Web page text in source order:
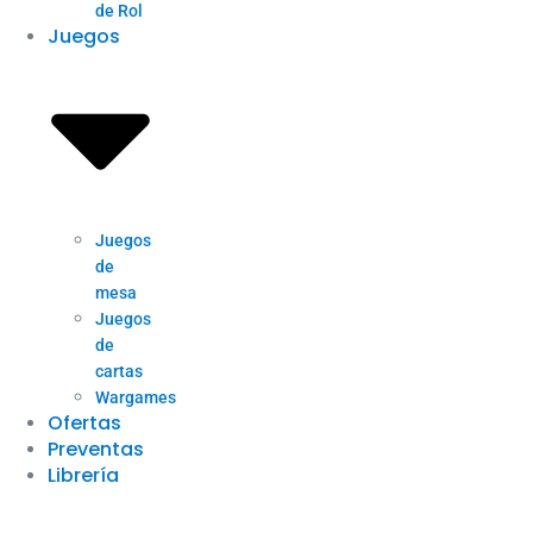
de Rol
Juegos
Juegos
de
mesa
Juegos
de
cartas
Wargames
Ofertas
Preventas
Librería